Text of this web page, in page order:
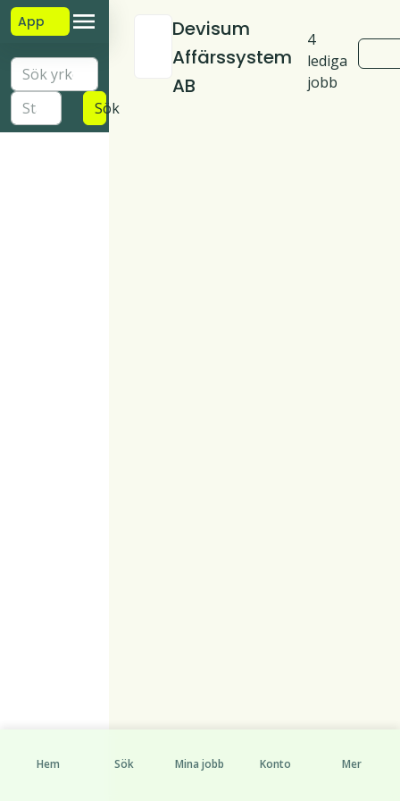
App
Sök
Devisum
Affärssystem
AB
4
lediga
jobb
Hem Sök Mina jobb Konto Mer